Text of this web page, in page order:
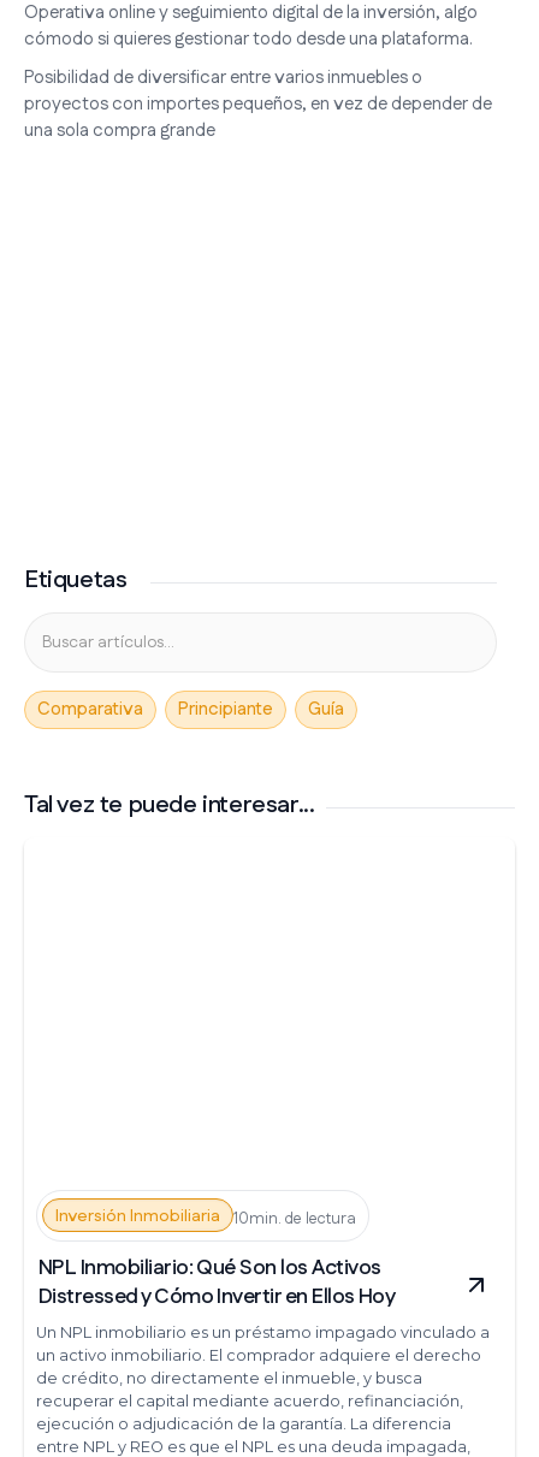
Operativa online y seguimiento digital de la inversión, algo
cómodo si quieres gestionar todo desde una plataforma.
Posibilidad de diversificar entre varios inmuebles o
proyectos con importes pequeños, en vez de depender de
una sola compra grande
Etiquetas
Comparativa Principiante Guía
Tal vez te puede interesar...
Inversión Inmobiliaria 10min. de lectura
NPL Inmobiliario: Qué Son los Activos
Distressed y Cómo Invertir en Ellos Hoy
Un NPL inmobiliario es un préstamo impagado vinculado a
un activo inmobiliario. El comprador adquiere el derecho
de crédito, no directamente el inmueble, y busca
recuperar el capital mediante acuerdo, refinanciación,
ejecución o adjudicación de la garantía. La diferencia
entre NPL y REO es que el NPL es una deuda impagada,